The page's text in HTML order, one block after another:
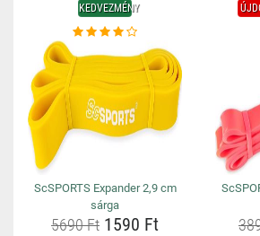
KEDVEZMÉNY
ScSPORTS Expander 2,9 cm
sárga
5690 Ft 1590 Ft